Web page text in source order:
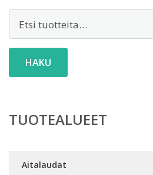
HAKU
TUOTEALUEET
Aitalaudat